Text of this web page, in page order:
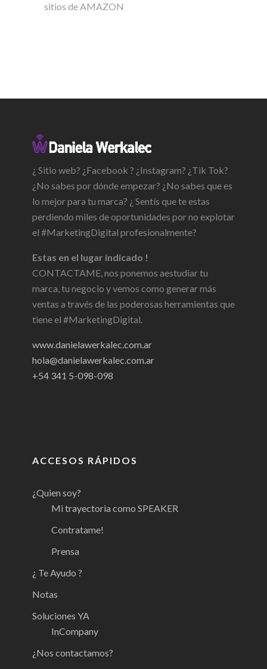
sitios de AMAZON
¿ Sitio web? ¿Facebook ? ¿Instagram? ¿Tik Tok?
¿No sabes por dónde empezar? ¿No sabes que es
lo mejor para tu marca? ¿ Sentís que te estas
perdiendo miles de oportunidades por no explotar
el #MarketingDigital profesionalmente?
Estas en el lugar indicado !
CONTACTAME, nos ponemos aestudiar tu
marca, tu negocio y vemos como generar más
ventas a través de las poderosas herramientas que
tiene el #MarketingDigital.
www.danielawerkalec.com.ar
hola@danielawerkalec.com.ar
+54 341 5-098-098
ACCESOS RÁPIDOS
¿Quien soy?
Mi trayectoria como SPEAKER
Contratame!
Prensa
¿ Te Ayudo ?
Notas
Soluciones YA
InCompany
¿Nos contactamos?